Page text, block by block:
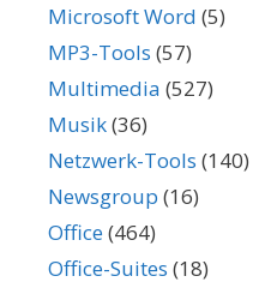
Microsoft Word (5)
MP3-Tools (57)
Multimedia (527)
Musik(36)
Netzwerk-Tools (140)
Newsgroup (16)
Office(464)
Office-Suites (18)